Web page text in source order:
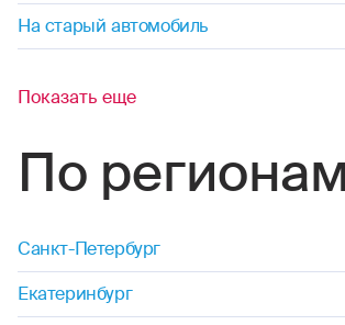
На старый автомобиль
Показать еще
По регионам
Санкт-Петербург
Екатеринбург